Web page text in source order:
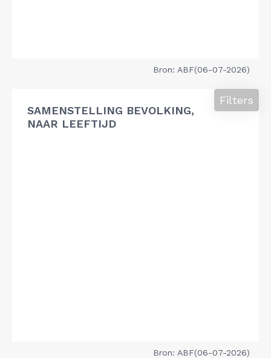
Bron: ABF(06-07-2026)
SAMENSTELLING BEVOLKING,
NAAR LEEFTIJD
Filters
Bron: ABF(06-07-2026)